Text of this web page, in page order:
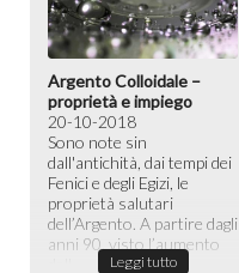
Argento Colloidale –
proprietà e impiego
20-10-2018
Sono note sin
dall'antichità, dai tempi dei
Fenici e degli Egizi, le
proprietà salutari
dell’Argento. A partire dagli
anni 90, visto l’aumento
Leggi tutto